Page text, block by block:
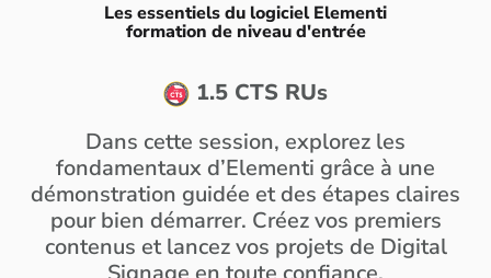
Les essentiels du logiciel Elementi
formation de niveau d'entrée
1.5 CTS RUs
Dans cette session, explorez les
fondamentaux d’Elementi grâce à une
démonstration guidée et des étapes claires
pour bien démarrer. Créez vos premiers
contenus et lancez vos projets de Digital